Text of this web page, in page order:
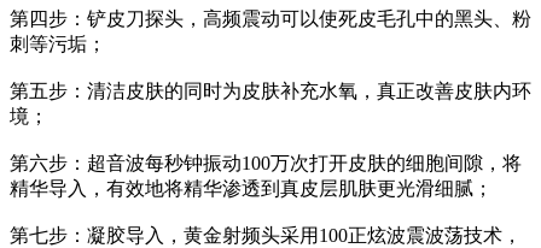
第四步：铲皮刀探头，高频震动可以使死皮毛孔中的黑头、粉
刺等污垢；
第五步：清洁皮肤的同时为皮肤补充水氧，真正改善皮肤内环
境；
第六步：超音波每秒钟振动100万次打开皮肤的细胞间隙，将
精华导入，有效地将精华渗透到真皮层肌肤更光滑细腻；
第七步：凝胶导入，黄金射频头采用100正炫波震波荡技术，